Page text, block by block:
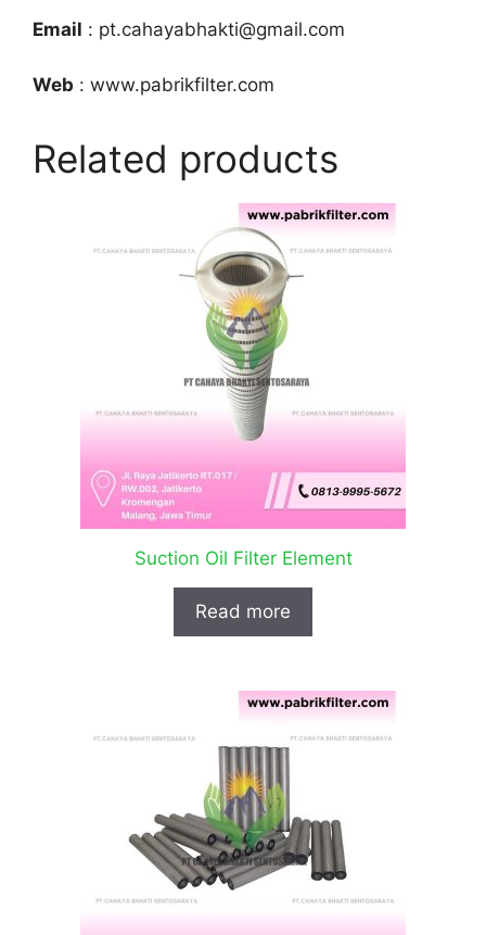
Email : pt.cahayabhakti@gmail.com
Web : www.pabrikfilter.com
Related products
Suction Oil Filter Element
Read more